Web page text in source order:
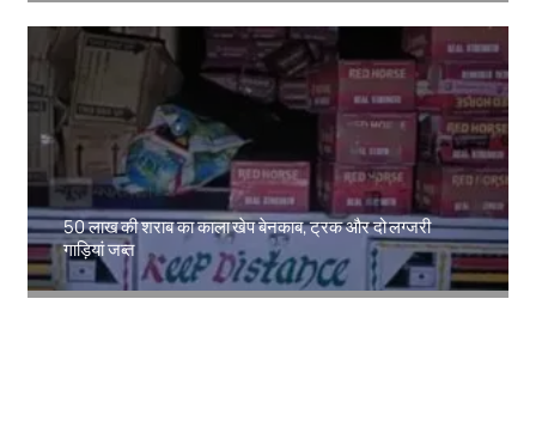
50 लाख की शराब का काला खेप बेनकाब, ट्रक और दो लग्जरी
गाड़ियां जब्त
Amit Lekh